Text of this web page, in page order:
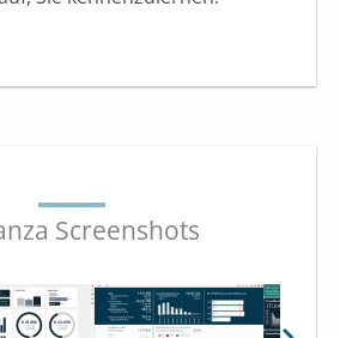
Screenshots